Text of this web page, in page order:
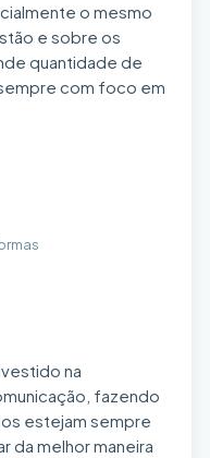
o mesmo
e sobre os
quantidade de
com foco em
na
fazendo
estejam sempre
da melhor maneira